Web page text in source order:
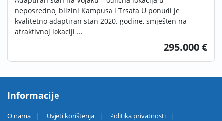
neposrednoj blizini Kampusa i Trsata U ponudi je
kvalitetno adaptiran stan 2020. godine, smješten na
atraktivnoj lokaciji ...
295.000 €
Informacije
O nama Uvjeti korištenja
Politika privatnosti